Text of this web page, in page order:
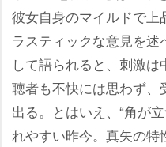
彼女自身のマイルドで上
ラスティックな意見を
して語られると、刺激
聴者も不快には思わず
出る。とはいえ、“角が
れやすい昨今。真矢の特